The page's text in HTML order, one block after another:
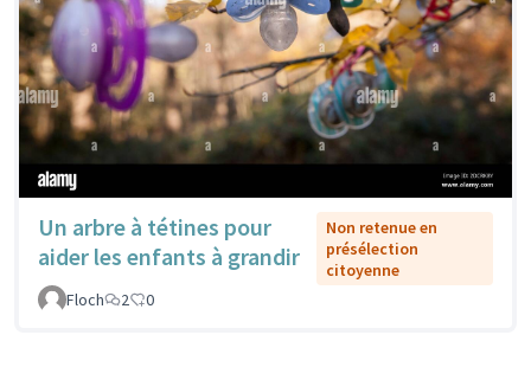
Un arbre à tétines pour
aider les enfants à grandir
Non retenue en
présélection
citoyenne
Floch
2 0